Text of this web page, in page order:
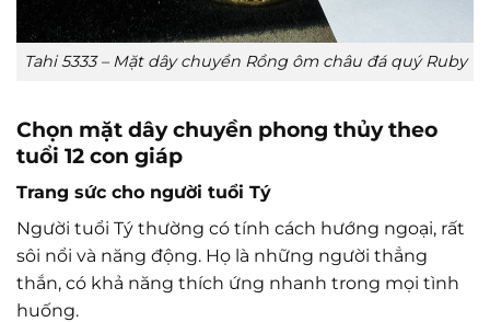
Tahi 5333 – Mặt dây chuyền Rồng ôm châu đá quý Ruby
Chọn mặt dây chuyền phong thủy theo
tuổi 12 con giáp
Trang sức cho người tuổi Tý
Người tuổi Tý thường có tính cách hướng ngoại, rất
sôi nổi và năng động. Họ là những người thẳng
thắn, có khả năng thích ứng nhanh trong mọi tình
huống.